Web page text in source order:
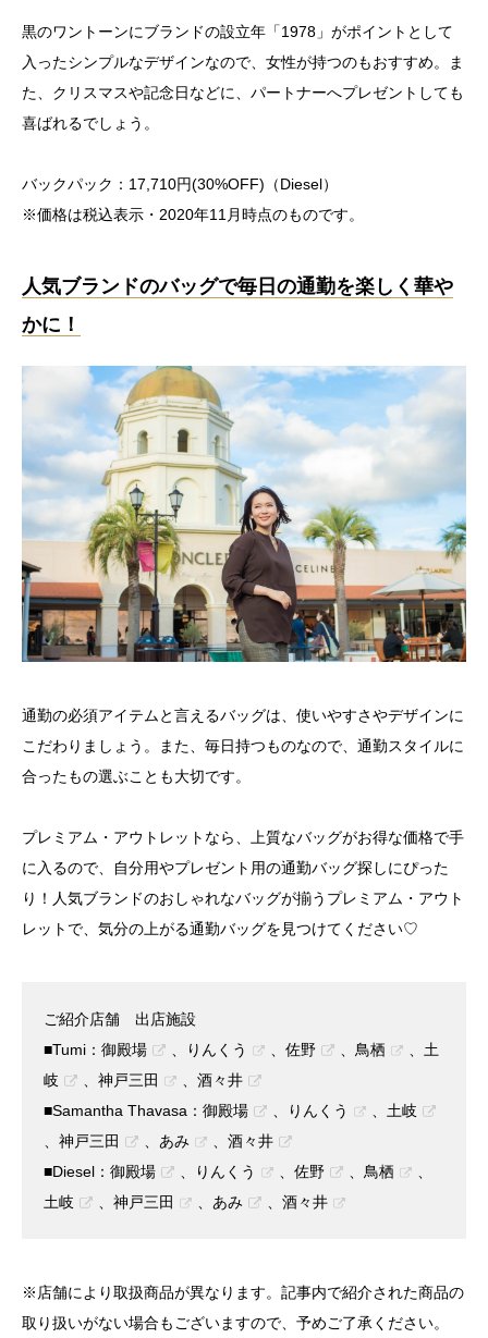
黒のワントーンにブランドの設立年「1978」がポイントとして
入ったシンプルなデザインなので、女性が持つのもおすすめ。ま
た、クリスマスや記念日などに、パートナーへプレゼントしても
喜ばれるでしょう。
バックパック：17,710円(30%OFF)（Diesel）
※価格は税込表示・2020年11月時点のものです。
人気ブランドのバッグで毎日の通勤を楽しく華や
かに！
通勤の必須アイテムと言えるバッグは、使いやすさやデザインに
こだわりましょう。また、毎日持つものなので、通勤スタイルに
合ったもの選ぶことも大切です。
プレミアム・アウトレットなら、上質なバッグがお得な価格で手
に入るので、自分用やプレゼント用の通勤バッグ探しにぴった
り！人気ブランドのおしゃれなバッグが揃うプレミアム・アウト
レットで、気分の上がる通勤バッグを見つけてください♡
ご紹介店舗 出店施設
■Tumi： 御殿場 りんくう 、佐野 鳥栖
土
岐
神戸三田 、酒々井
■Samantha Thavasa： 御殿場 りんくう
土岐
神戸三田 あみ 、酒々井
■Diesel： 御殿場 りんくう 、佐野 鳥栖
土岐
神戸三田 あみ 酒々井
※店舗により取扱商品が異なります。記事内で紹介された商品の
取り扱いがない場合もございますので、予めご了承ください。